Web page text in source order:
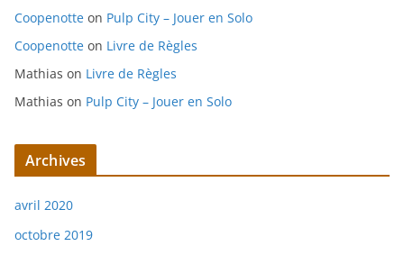
Coopenotte on Pulp City – Jouer en Solo
Coopenotte on Livre de Règles
Mathias on Livre de Règles
Mathias on Pulp City – Jouer en Solo
Archives
avril 2020
octobre 2019